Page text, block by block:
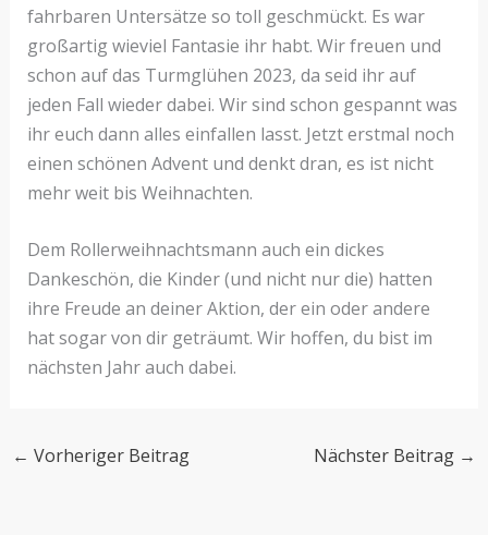
fahrbaren Untersätze so toll geschmückt. Es war
großartig wieviel Fantasie ihr habt. Wir freuen und
schon auf das Turmglühen 2023, da seid ihr auf
jeden Fall wieder dabei. Wir sind schon gespannt was
ihr euch dann alles einfallen lasst. Jetzt erstmal noch
einen schönen Advent und denkt dran, es ist nicht
mehr weit bis Weihnachten.
Dem Rollerweihnachtsmann auch ein dickes
Dankeschön, die Kinder (und nicht nur die) hatten
ihre Freude an deiner Aktion, der ein oder andere
hat sogar von dir geträumt. Wir hoffen, du bist im
nächsten Jahr auch dabei.
← Vorheriger Beitrag Nächster Beitrag →